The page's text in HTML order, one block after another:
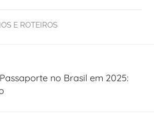
E ROTEIROS
no Brasil em 2025: